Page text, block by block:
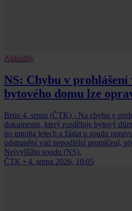
Aktuality
NS: Chybu v prohlášení
bytového domu lze
Brno 4. srpna (ČTK) - Na chybu v
dokumentu, který rozděluje bytový
po mnoha letech a žádat u soudu
odstranění vad nepodléhá promlčení,
Nejvyššího soudu (NS).
ČTK • 4. srpna 2026, 10:05